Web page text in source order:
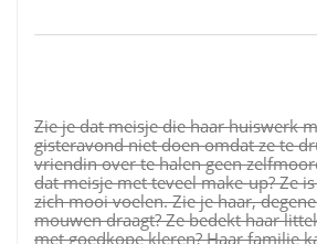
Zie je dat meisje die haar huiswerk
gisteravond niet doen omdat ze te
vriendin over te halen geen
dat meisje met teveel make-up? Ze
zich mooi voelen. Zie je haar,
mouwen draagt? Ze bedekt haar
met goedkope kleren? Haar familie